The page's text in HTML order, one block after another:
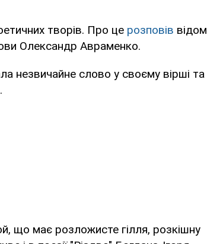
творів. Про це розповів
Олександр Авраменко.
незвичайне слово у своєму вірші та
що має розложисте гілля, розкішну